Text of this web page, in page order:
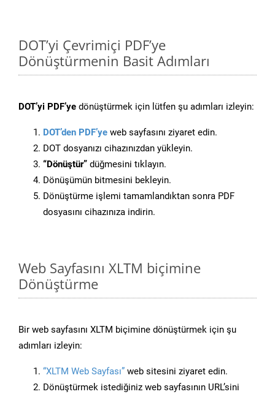
DOT’yi Çevrimiçi PDF’ye
Dönüştürmenin Basit Adımları
DOT’yi PDF’ye dönüştürmek için lütfen şu adımları izleyin:
DOT’den PDF’ye web sayfasını ziyaret edin.
DOT dosyanızı cihazınızdan yükleyin.
“Dönüştür” düğmesini tıklayın.
Dönüşümün bitmesini bekleyin.
Dönüştürme işlemi tamamlandıktan sonra PDF
dosyasını cihazınıza indirin.
Web Sayfasını XLTM biçimine
Dönüştürme
Bir web sayfasını XLTM biçimine dönüştürmek için şu
adımları izleyin:
“XLTM Web Sayfası” web sitesini ziyaret edin.
Dönüştürmek istediğiniz web sayfasının URL’sini